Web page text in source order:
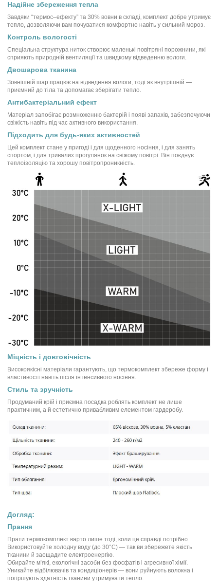
Надійне збереження тепла
Завдяки “термос–ефекту” та 30% вовни в складі, комплект добре утримує
тепло, дозволяючи вам почуватися комфортно навіть у сильний мороз.
Контроль вологості
Спеціальна структура ниток створює маленькі повітряні порожнини, які
сприяють природній вентиляції та швидкому відведенню вологи.
Двошарова тканина
Зовнішній шар працює на відведення вологи, тоді як внутрішній —
приємний до тіла та допомагає зберігати тепло.
Антибактеріальний ефект
Матеріал запобігає розмноженню бактерій і появі запахів, забезпечуючи
свіжість навіть під час активного використання.
Підходить для будь-яких активностей
Цей комплект стане у пригоді і для щоденного носіння, і для занять
спортом, і для тривалих прогулянок на свіжому повітрі. Він поєднує
теплоізоляцію та хорошу повітропроникність.
Міцність і довговічність
Високоякісні матеріали гарантують, що термокомплект збереже форму і
властивості навіть після інтенсивного носіння.
Стиль та зручність
Продуманий крій і приємна посадка роблять комплект не лише
практичним, а й естетично привабливим елементом гардеробу.
Догляд:
Прання
Прати термокомплект варто лише тоді, коли це справді потрібно.
Використовуйте холодну воду (до 30°C) — так ви збережете якість
тканини й заощадите електроенергію.
Обирайте м’які, екологічні засоби без фосфатів і агресивної хімії.
Уникайте відбілювачів та кондиціонерів — вони руйнують волокна і
погіршують здатність тканини утримувати тепло.